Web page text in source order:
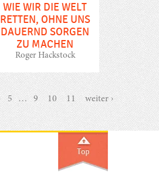
WIE WIR DIE WELT
RETTEN, OHNE UNS
DAUERND SORGEN
ZU MACHEN
Roger Hackstock
5 … 9 10 11 weiter ›